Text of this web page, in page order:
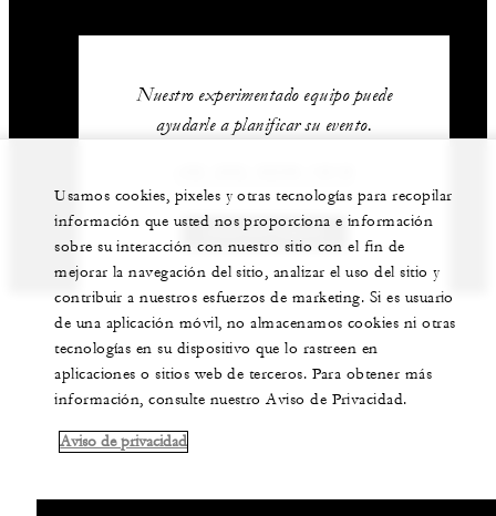
Nuestro experimentado equipo puede
ayudarle a planificar su evento.
CONTÁCTENOS
Usamos cookies, pixeles y otras tecnologías para recopilar
información que usted nos proporciona e información
sobre su interacción con nuestro sitio con el fin de
mejorar la navegación del sitio, analizar el uso del sitio y
contribuir a nuestros esfuerzos de marketing. Si es usuario
de una aplicación móvil, no almacenamos cookies ni otras
tecnologías en su dispositivo que lo rastreen en
aplicaciones o sitios web de terceros. Para obtener más
información, consulte nuestro Aviso de Privacidad.
Aviso de privacidad